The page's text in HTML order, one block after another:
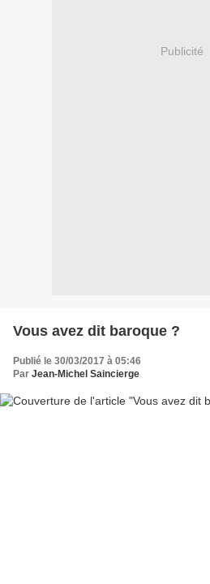
Publicité
Vous avez dit baroque ?
Publié le 30/03/2017 à 05:46
Par Jean-Michel Saincierge